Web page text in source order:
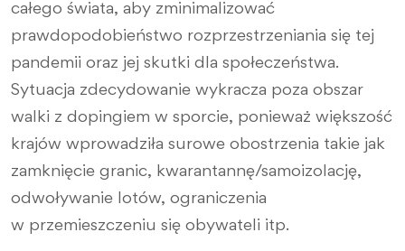
całego świata, aby zminimalizować
prawdopodobieństwo rozprzestrzeniania się tej
pandemii oraz jej skutki dla społeczeństwa.
Sytuacja zdecydowanie wykracza poza obszar
walki z dopingiem w sporcie, ponieważ większość
krajów wprowadziła surowe obostrzenia takie jak
zamknięcie granic, kwarantannę/samoizolację,
odwoływanie lotów, ograniczenia
w przemieszczeniu się obywateli itp.